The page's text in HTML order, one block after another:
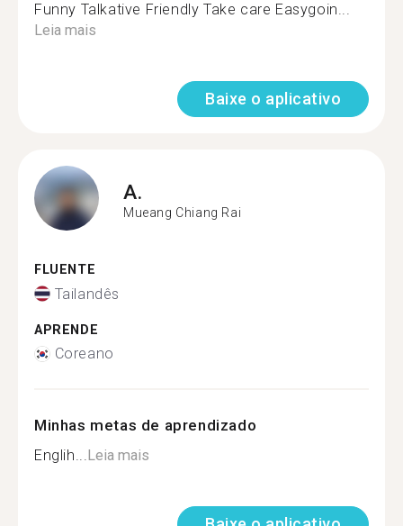
Funny Talkative Friendly Take care Easygoin...
Leia mais
Baixe o aplicativo
A.
Mueang Chiang Rai
FLUENTE
Tailandês
APRENDE
Coreano
Minhas metas de aprendizado
Englih...Leia mais